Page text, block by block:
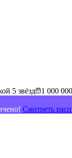
5 звёзд 1 000
Смотреть